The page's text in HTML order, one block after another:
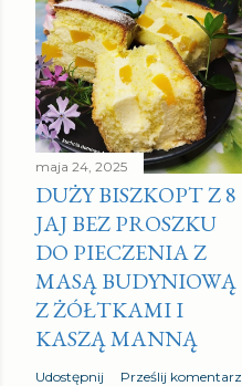
maja 24, 2025
DUŻY BISZKOPT Z 8
JAJ BEZ PROSZKU
DO PIECZENIA Z
MASĄ BUDYNIOWĄ
Z ŻÓŁTKAMI I
KASZĄ MANNĄ
Udostępnij Prześlij komentarz